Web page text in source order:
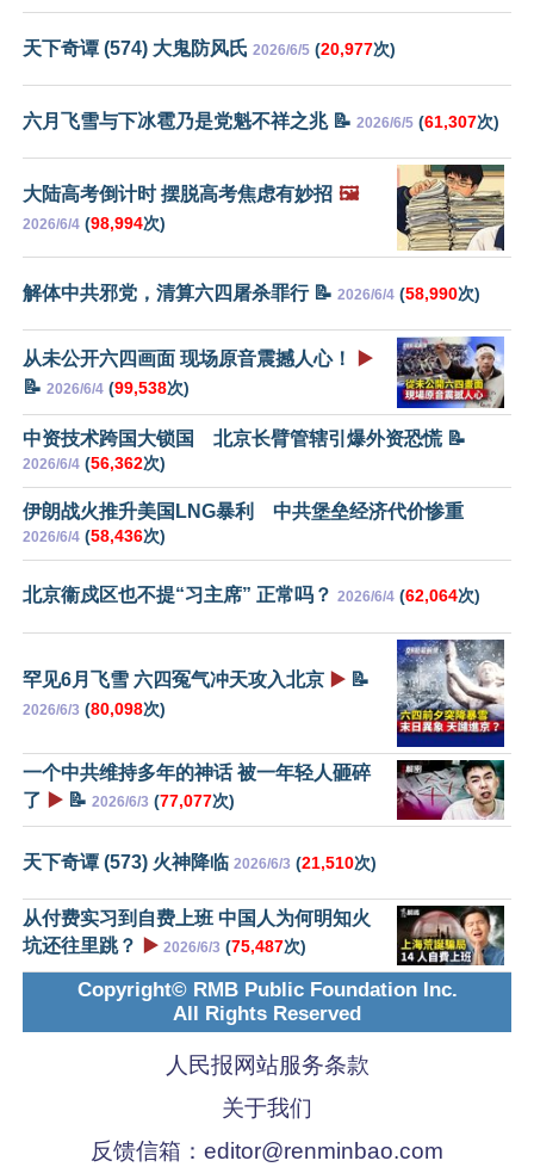
天下奇谭 (574) 大鬼防风氏 2026/6/5 (20,977次)
六月飞雪与下冰雹乃是党魁不祥之兆 📝 2026/6/5 (61,307次)
大陆高考倒计时 摆脱高考焦虑有妙招 🖼️
2026/6/4 (98,994次)
解体中共邪党，清算六四屠杀罪行 📝 2026/6/4 (58,990次)
从未公开六四画面 现场原音震撼人心！
▶️
📝 2026/6/4 (99,538次)
中资技术跨国大锁国 北京长臂管辖引爆外资恐慌 📝
2026/6/4 (56,362次)
伊朗战火推升美国LNG暴利 中共堡垒经济代价惨重
2026/6/4 (58,436次)
北京衞戍区也不提“习主席” 正常吗？ 2026/6/4 (62,064次)
罕见6月飞雪 六四冤气冲天攻入北京 ▶️ 📝
2026/6/3 (80,098次)
一个中共维持多年的神话 被一年轻人砸碎
了 ▶️ 📝 2026/6/3 (77,077次)
天下奇谭 (573) 火神降临 2026/6/3 (21,510次)
从付费实习到自费上班 中国人为何明知火
坑还往里跳？
▶️ 2026/6/3 (75,487次)
Copyright© RMB Public Foundation Inc.
All Rights Reserved
人民报网站服务条款
关于我们
反馈信箱： editor@renminbao.com